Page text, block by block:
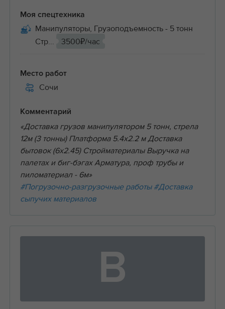
Моя спецтехника
Манипуляторы, Грузоподъемность - 5 тонн
Стр...
3500₽/час
Место работ
Сочи
Комментарий
«Доставка грузов манипулятором 5 тонн, стрела
12м (3 тонны) Платформа 5.4х2.2 м Доставка
бытовок (6х2.45) Стройматериалы Выручка на
палетах и биг-бэгах Арматура, проф трубы и
пиломатериал - 6м»
#Погрузочно-разгрузочные работы #Доставка
сыпучих материалов
В